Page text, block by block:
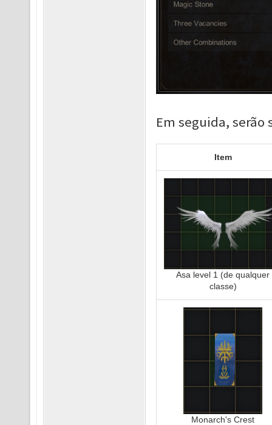
Em seguida,
Item
Asa level 1 (de qualquer
classe)
Monarch's Crest